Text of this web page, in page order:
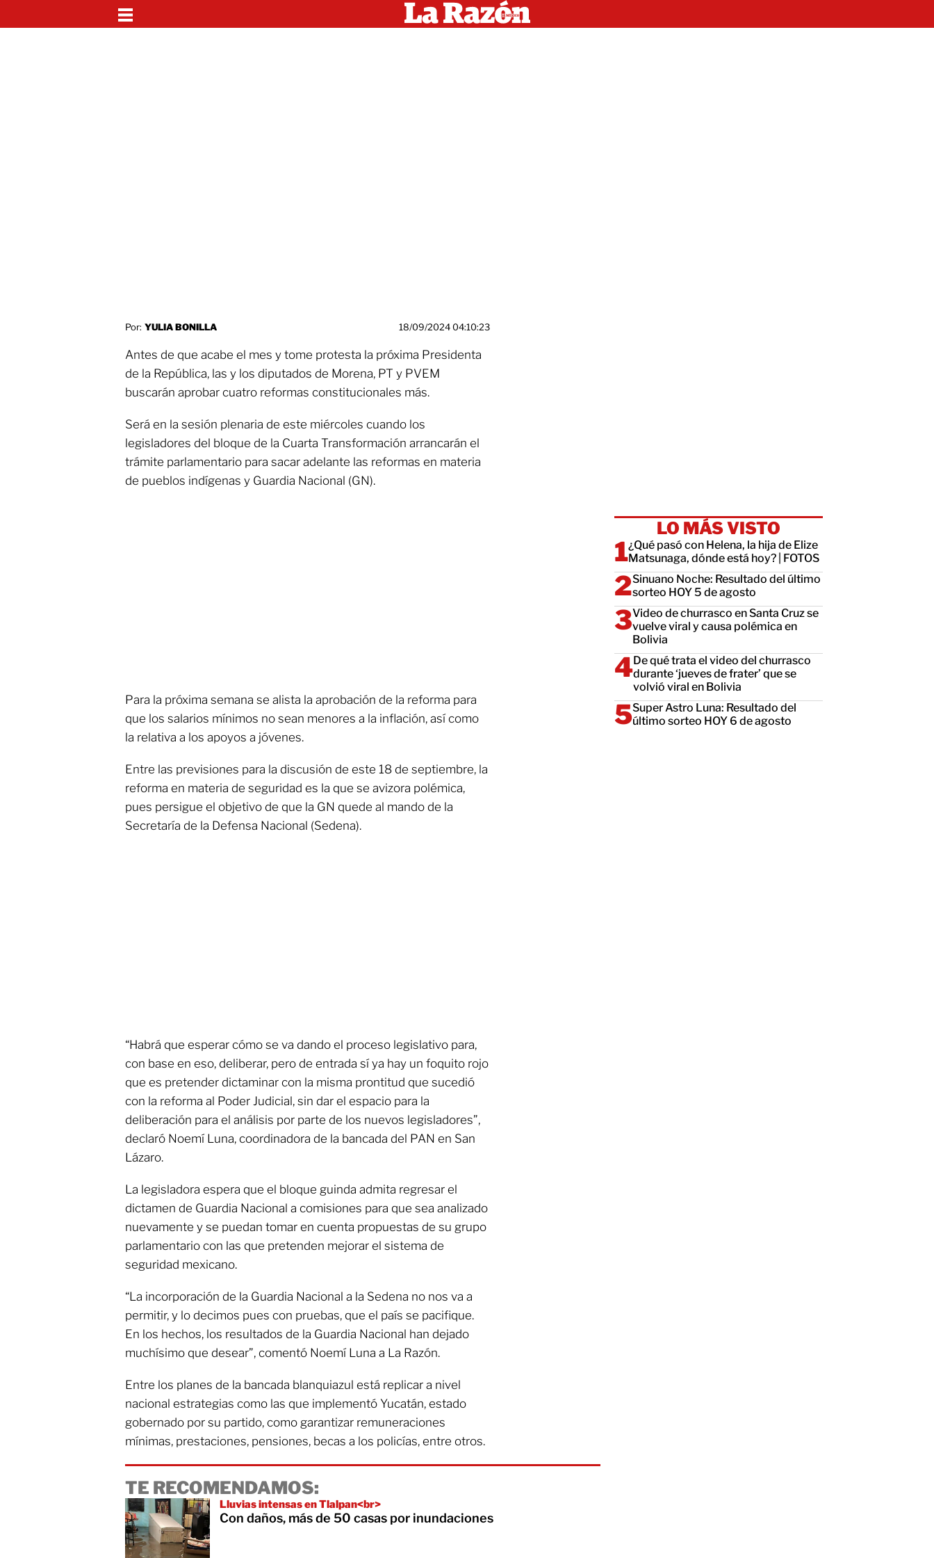
Por: YULIA BONILLA 18/09/2024 04:10:23
Antes de que acabe el mes y tome protesta la próxima Presidenta
de la República, las y los diputados de Morena, PT y PVEM
buscarán aprobar cuatro reformas constitucionales más.
Será en la sesión plenaria de este miércoles cuando los
legisladores del bloque de la Cuarta Transformación arrancarán el
trámite parlamentario para sacar adelante las reformas en materia
de pueblos indígenas y Guardia Nacional (GN).
Para la próxima semana se alista la aprobación de la reforma para
que los salarios mínimos no sean menores a la inflación, así como
la relativa a los apoyos a jóvenes.
Entre las previsiones para la discusión de este 18 de septiembre, la
reforma en materia de seguridad es la que se avizora polémica,
pues persigue el objetivo de que la GN quede al mando de la
Secretaría de la Defensa Nacional (Sedena).
“Habrá que esperar cómo se va dando el proceso legislativo para,
con base en eso, deliberar, pero de entrada sí ya hay un foquito rojo
que es pretender dictaminar con la misma prontitud que sucedió
con la reforma al Poder Judicial, sin dar el espacio para la
deliberación para el análisis por parte de los nuevos legisladores”,
declaró Noemí Luna, coordinadora de la bancada del PAN en San
Lázaro.
La legisladora espera que el bloque guinda admita regresar el
dictamen de Guardia Nacional a comisiones para que sea analizado
nuevamente y se puedan tomar en cuenta propuestas de su grupo
parlamentario con las que pretenden mejorar el sistema de
seguridad mexicano.
“La incorporación de la Guardia Nacional a la Sedena no nos va a
permitir, y lo decimos pues con pruebas, que el país se pacifique.
En los hechos, los resultados de la Guardia Nacional han dejado
muchísimo que desear”, comentó Noemí Luna a La Razón.
Entre los planes de la bancada blanquiazul está replicar a nivel
nacional estrategias como las que implementó Yucatán, estado
gobernado por su partido, como garantizar remuneraciones
mínimas, prestaciones, pensiones, becas a los policías, entre otros.
TE RECOMENDAMOS:
Lluvias intensas en Tlalpan<br>
Con daños, más de 50 casas por inundaciones
LO MÁS VISTO
¿Qué pasó con Helena, la hija de Elize
Matsunaga, dónde está hoy? | FOTOS
Sinuano Noche: Resultado del último
sorteo HOY 5 de agosto
Video de churrasco en Santa Cruz se
vuelve viral y causa polémica en
Bolivia
De qué trata el video del churrasco
durante ‘jueves de frater’ que se
volvió viral en Bolivia
Super Astro Luna: Resultado del
último sorteo HOY 6 de agosto